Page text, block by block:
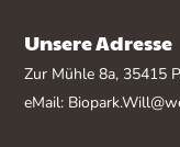
Unsere Adresse
Zur Mühle 8a, 35415
eMail: